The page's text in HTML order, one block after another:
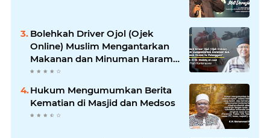
Bolehkah Driver Ojol (Ojek
Online) Muslim Mengantarkan
Makanan dan Minuman Haram
ke Pelanggan?
Hukum Mengumumkan Berita
Kematian di Masjid dan Medsos